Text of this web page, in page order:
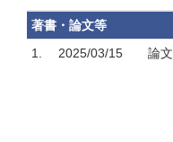
著書・論文等
1.
2025/03/15 論文